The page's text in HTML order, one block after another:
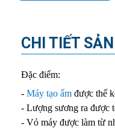
CHI TIẾT
Đặc điểm:
- Máy tạo ẩm được thế
- Lượng sương ra được
- Vỏ máy được làm từ